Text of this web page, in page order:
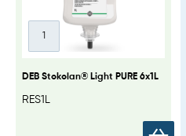
DEB Stokolan® Light PURE 6x1L
RES1L